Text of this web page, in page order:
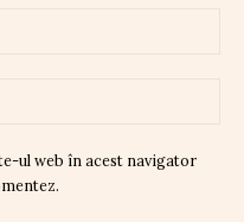
ul web în acest navigator